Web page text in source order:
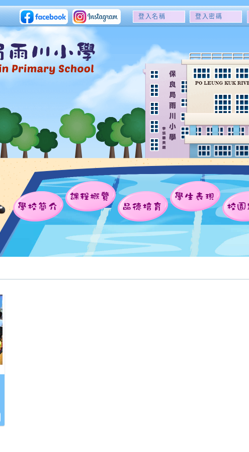
登
名
稱
登
密
碼
學校簡介
課程概覽
品德培育
學生表現
校